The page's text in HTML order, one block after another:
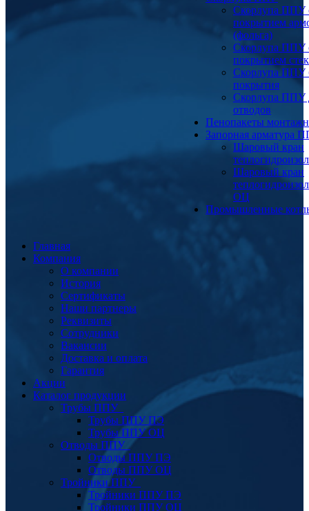
Скорлупа ППУ
покрытием
(фольга)
Скорлупа ППУ
покрытием
Скорлупа ППУ
покрытия
Скорлупа ППУ
отводов
Пенопакеты
Запорная арматура
Шаровый кран
Шаровый кран
ОЦ
Промышленные
Главная
Компания
О компании
История
Сертификаты
Наши партнеры
Реквизиты
Сотрудники
Вакансии
Доставка и оплата
Гарантия
Акции
Каталог продукции
Трубы ППУ
Трубы ППУ ПЭ
Трубы ППУ ОЦ
Отводы ППУ
Отводы ППУ ПЭ
Отводы ППУ ОЦ
Тройники ППУ
Тройники ППУ ПЭ
Тройники ППУ ОЦ